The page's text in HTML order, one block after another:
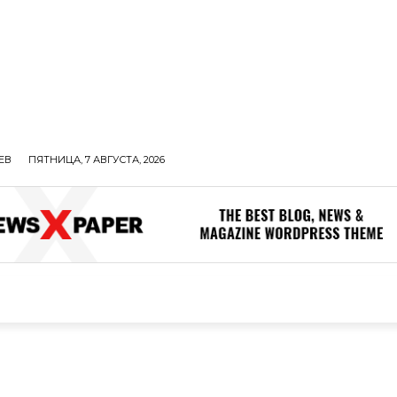
ПЯТНИЦА, 7 АВГУСТА, 2026